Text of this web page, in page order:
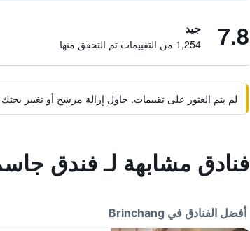
7.8 جيد
1,254 من التقييمات تم التحقق منها
لم يتم العثور على تقييمات. حاول إزالة مرشح أو تغيير
فنادق مشابهة لـ فندق
أفضل الفنادق في Brinchang